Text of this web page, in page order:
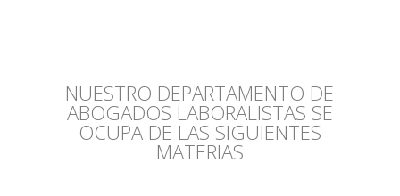
NUESTRO DEPARTAMENTO DE
ABOGADOS LABORALISTAS SE
OCUPA DE LAS SIGUIENTES
MATERIAS